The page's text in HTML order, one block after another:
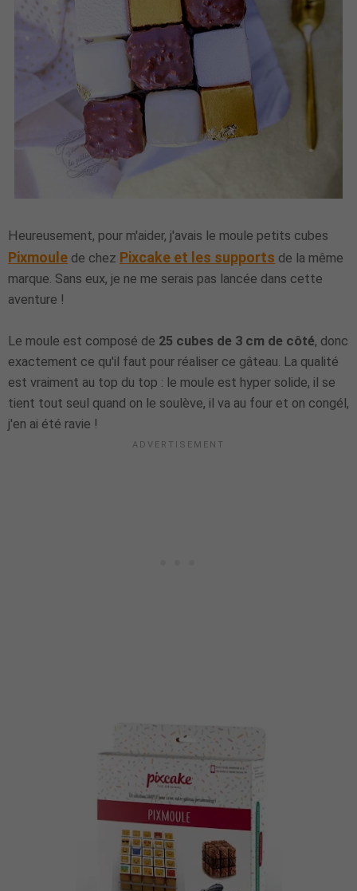
Heureusement, pour m'aider, j'avais le moule petits cubes
Pixmoule de chez Pixcake et les supports de la même
marque. Sans eux, je ne me serais pas lancée dans cette
aventure !
Le moule est composé de 25 cubes de 3 cm de côté, donc
exactement ce qu'il faut pour réaliser ce gâteau. La qualité
est vraiment au top du top : le moule est hyper solide, il se
tient tout seul quand on le soulève, il va au four et on congél,
j'en ai été ravie !